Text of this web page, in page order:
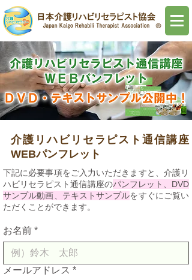
介護リハビリセラピスト通信講座
WEBパンフレット
下記に必要事項をご入力いただきますと、介護リ
ハビリセラピスト通信講座のパンフレット、DVD
サンプル動画、テキストサンプルをすぐにご覧い
ただくことができます。
お名前 *
メールアドレス *